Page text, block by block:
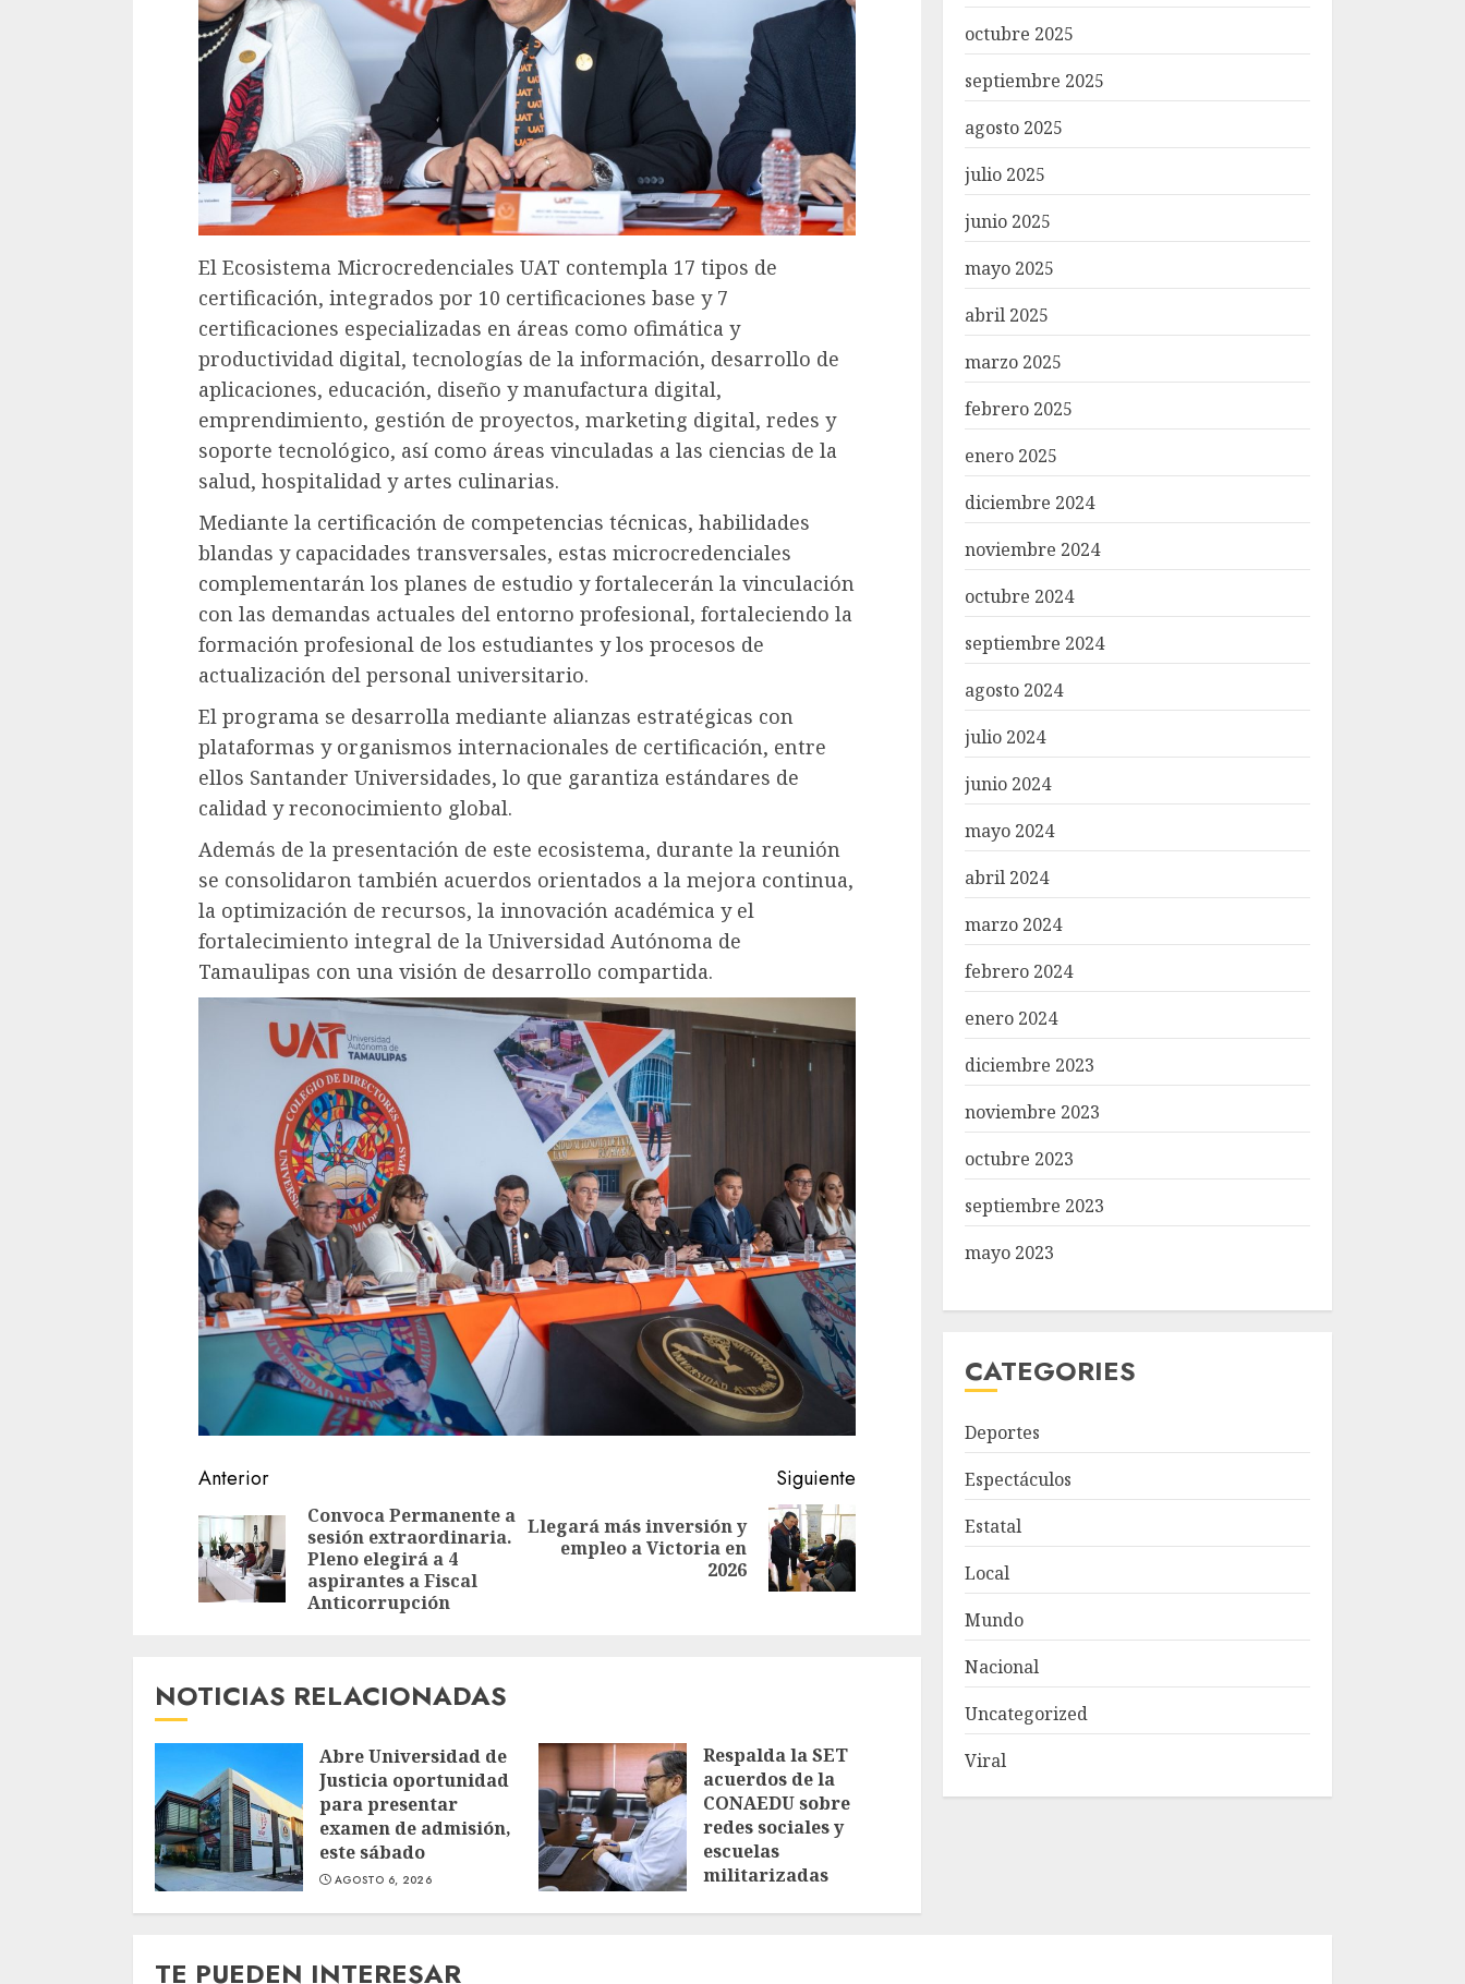
El Ecosistema Microcredenciales UAT contempla 17 tipos de
certificación, integrados por 10 certificaciones base y 7
certificaciones especializadas en áreas como ofimática y
productividad digital, tecnologías de la información, desarrollo de
aplicaciones, educación, diseño y manufactura digital,
emprendimiento, gestión de proyectos, marketing digital, redes y
soporte tecnológico, así como áreas vinculadas a las ciencias de la
salud, hospitalidad y artes culinarias.
Mediante la certificación de competencias técnicas, habilidades
blandas y capacidades transversales, estas microcredenciales
complementarán los planes de estudio y fortalecerán la vinculación
con las demandas actuales del entorno profesional, fortaleciendo la
formación profesional de los estudiantes y los procesos de
actualización del personal universitario.
El programa se desarrolla mediante alianzas estratégicas con
plataformas y organismos internacionales de certificación, entre
ellos Santander Universidades, lo que garantiza estándares de
calidad y reconocimiento global.
Además de la presentación de este ecosistema, durante la reunión
se consolidaron también acuerdos orientados a la mejora continua,
la optimización de recursos, la innovación académica y el
fortalecimiento integral de la Universidad Autónoma de
Tamaulipas con una visión de desarrollo compartida.
Sigue
leyendo
Anterior
Entrada
Convoca Permanente a
sesión extraordinaria.
Pleno elegirá a 4
aspirantes a Fiscal
Anticorrupción
Siguiente
Siguiente
Llegará más inversión y
empleo a Victoria en
2026
NOTICIAS RELACIONADAS
Abre Universidad de
Justicia oportunidad
para presentar
examen de admisión,
este sábado
AGOSTO 6, 2026
Respalda la SET
acuerdos de la
CONAEDU sobre
redes sociales y
escuelas
militarizadas
octubre 2025
septiembre 2025
agosto 2025
julio 2025
junio 2025
mayo 2025
abril 2025
marzo 2025
febrero 2025
enero 2025
diciembre 2024
noviembre 2024
octubre 2024
septiembre 2024
agosto 2024
julio 2024
junio 2024
mayo 2024
abril 2024
marzo 2024
febrero 2024
enero 2024
diciembre 2023
noviembre 2023
octubre 2023
septiembre 2023
mayo 2023
CATEGORIES
Deportes
Espectáculos
Estatal
Local
Mundo
Nacional
Uncategorized
Viral
TE PUEDEN INTERESAR